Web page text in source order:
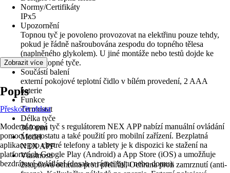
Normy/Certifikáty
IPx5
Upozornění
Topnou tyč je povoleno provozovat na elektřinu pouze tehdy,
pokud je řádně našroubována zespodu do topného tělesa
(naplněného glykolem). U jiné montáže nebo testů dojde ke
zničení topné tyče.
Součástí balení
externí pokojové teplotní čidlo v bílém provedení, 2 AAA
baterie
Funkce
Termostat
Délka tyče
360 mm
Model
NEX APP
Vlastnosti
2stupňová ochrana proti přehřátí, Ochrana proti zamrznutí (anti-
Zobrazit více
Popis
Přeskočit oblast
Moderní topná tyč s regulátorem NEX APP nabízí manuální ovládání
pomocí termostatu a také použití pro mobilní zařízení. Bezplatná
aplikace pro chytré telefony a tablety je k dispozici ke stažení na
platformách Google Play (Android) a App Store (iOS) a umožňuje
bezdrátové ovládání (dosah v rámci bytu nebo domu).